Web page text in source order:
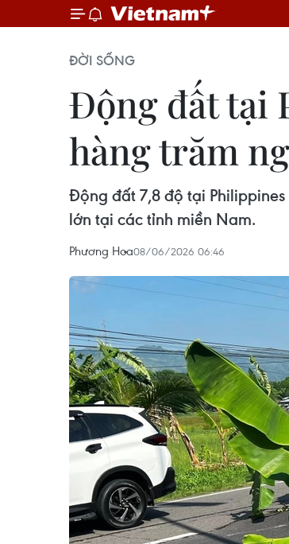
ĐỜI SỐNG
Động đất tại
hàng trăm
Động đất 7,8 độ tại
lớn tại các tỉnh miền Nam.
Phương Hoa08/06/2026 06:46